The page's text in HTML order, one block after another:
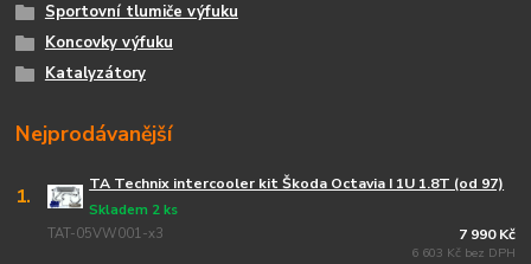
Sportovní tlumiče výfuku
Koncovky výfuku
Katalyzátory
Nejprodávanější
1. TA Technix intercooler kit Škoda Octavia I 1U 1.8T (od 97)
TAT-05VW001-x3
Skladem 2 ks
7 990 Kč
6 603 Kč bez DPH